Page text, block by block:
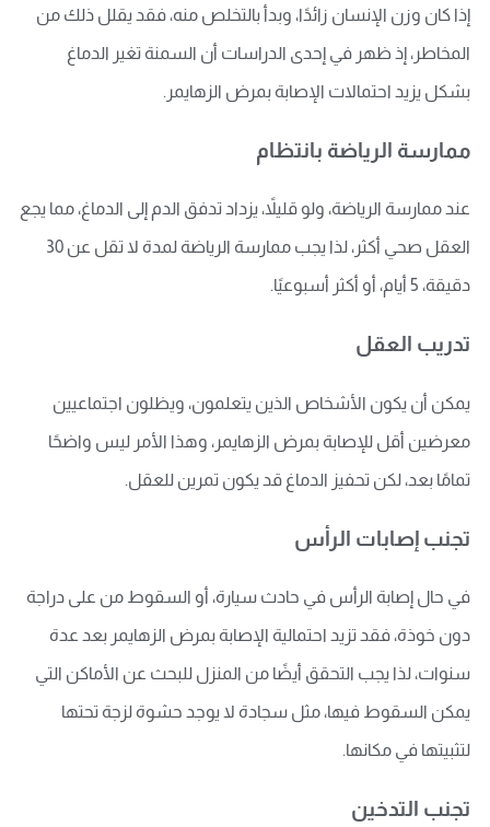
إذا كان وزن الإنسان زائدًا، وبدأ بالتخلص منه، فقد يقلل ذلك من
المخاطر، إذ ظهر في إحدى الدراسات أن السمنة تغير الدماغ
بشكل يزيد احتمالات الإصابة بمرض الزهايمر.
ممارسة الرياضة بانتظام
عند ممارسة الرياضة، ولو قليلاً، يزداد تدفق الدم إلى الدماغ، مما يجع
العقل صحي أكثر، لذا يجب ممارسة الرياضة لمدة لا تقل عن 30
دقيقة، 5 أيام، أو أكثر أسبوعيًا.
تدريب العقل
يمكن أن يكون الأشخاص الذين يتعلمون، ويظلون اجتماعيين
معرضين أقل للإصابة بمرض الزهايمر، وهذا الأمر ليس واضحًا
تمامًا بعد، لكن تحفيز الدماغ قد يكون تمرين للعقل.
تجنب إصابات الرأس
في حال إصابة الرأس في حادث سيارة، أو السقوط من على دراجة
دون خوذة، فقد تزيد احتمالية الإصابة بمرض الزهايمر بعد عدة
سنوات، لذا يجب التحقق أيضًا من المنزل للبحث عن الأماكن التي
يمكن السقوط فيها، مثل سجادة لا يوجد حشوة لزجة تحتها
لتثبيتها في مكانها.
تجنب التدخين